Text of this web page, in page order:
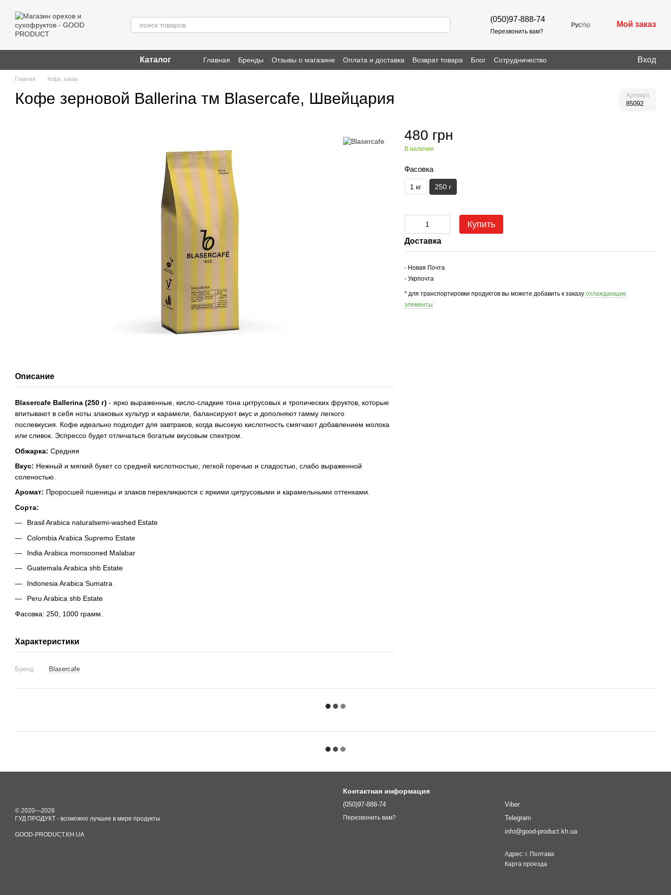
(050)97-888-74
Перезвонить вам?
РусУкр Мой заказ
Каталог Главная Бренды Отзывы о магазине Оплата и доставка Возврат товара Блог Сотрудничество Вход
Главная Кофе, какао
Кофе зерновой Ballerina тм Blasercafe, Швейцария Артикул
85092
Описание
Blasercafe Ballerina (250 г) - ярко выраженные, кисло-сладкие тона цитрусовых и тропических фруктов, которые
впитывают в себя ноты злаковых культур и карамели, балансируют вкус и дополняют гамму легкого
послевкусия. Кофе идеально подходит для завтраков, когда высокую кислотность смягчают добавлением молока
или сливок. Эспрессо будет отличаться богатым вкусовым спектром.
Обжарка: Средняя
Вкус: Нежный и мягкий букет со средней кислотностью, легкой горечью и сладостью, слабо выраженной
соленостью.
Аромат: Проросшей пшеницы и злаков перекликаются с яркими цитрусовыми и карамельными оттенками.
Сорта:
Brasil Arabica naturalsemi-washed Estate
Colombia Arabica Supremo Estate
India Arabica monsooned Malabar
Guatemala Arabica shb Estate
Indonesia Arabica Sumatra
Peru Arabica shb Estate
Фасовка: 250, 1000 грамм.
Характеристики
Бренд Blasercafe
480 грн
В наличии
Фасовка
1 кг 250 г
Купить
Доставка
- Новая Почта
- Укрпочта
* для транспортировки продуктов вы можете добавить к заказуохлаждающие
элементы
© 2020—2026
ГУД ПРОДУКТ - возможно лучшие в мире продукты
GOOD-PRODUCT.KH.UA
Контактная информация
(050)97-888-74
Перезвонить вам?
Viber
Telegram
info@good-product.kh.ua
Адрес: г. Полтава
Карта проезда